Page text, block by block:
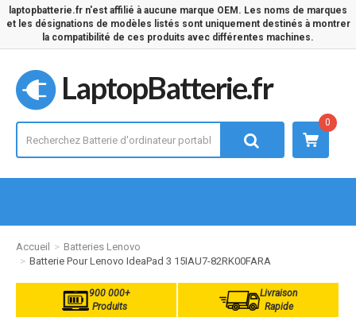
laptopbatterie.fr n'est affilié à aucune marque OEM. Les noms de marques
et les désignations de modèles listés sont uniquement destinés à montrer
la compatibilité de ces produits avec différentes machines.
LaptopBatterie.fr
0
Accueil
Batteries Lenovo
Batterie Pour Lenovo IdeaPad 3 15IAU7-82RK00FARA
900 000+
Produits
Livraison
Rapide